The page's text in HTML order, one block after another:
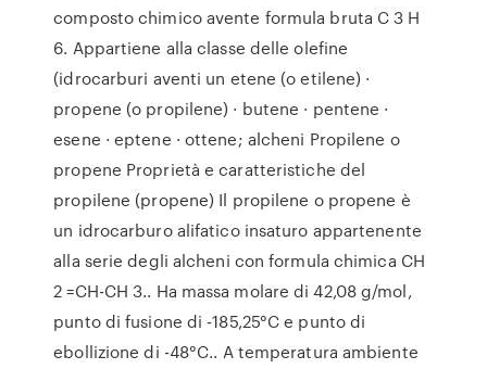
composto chimico avente formula bruta C 3 H
6. Appartiene alla classe delle olefine
(idrocarburi aventi un etene (o etilene) ·
propene (o propilene) · butene · pentene ·
esene · eptene · ottene; alcheni Propilene o
propene Proprietà e caratteristiche del
propilene (propene) Il propilene o propene è
un idrocarburo alifatico insaturo appartenente
alla serie degli alcheni con formula chimica CH
2 =CH-CH 3.. Ha massa molare di 42,08 g/mol,
punto di fusione di -185,25°C e punto di
ebollizione di -48°C.. A temperatura ambiente